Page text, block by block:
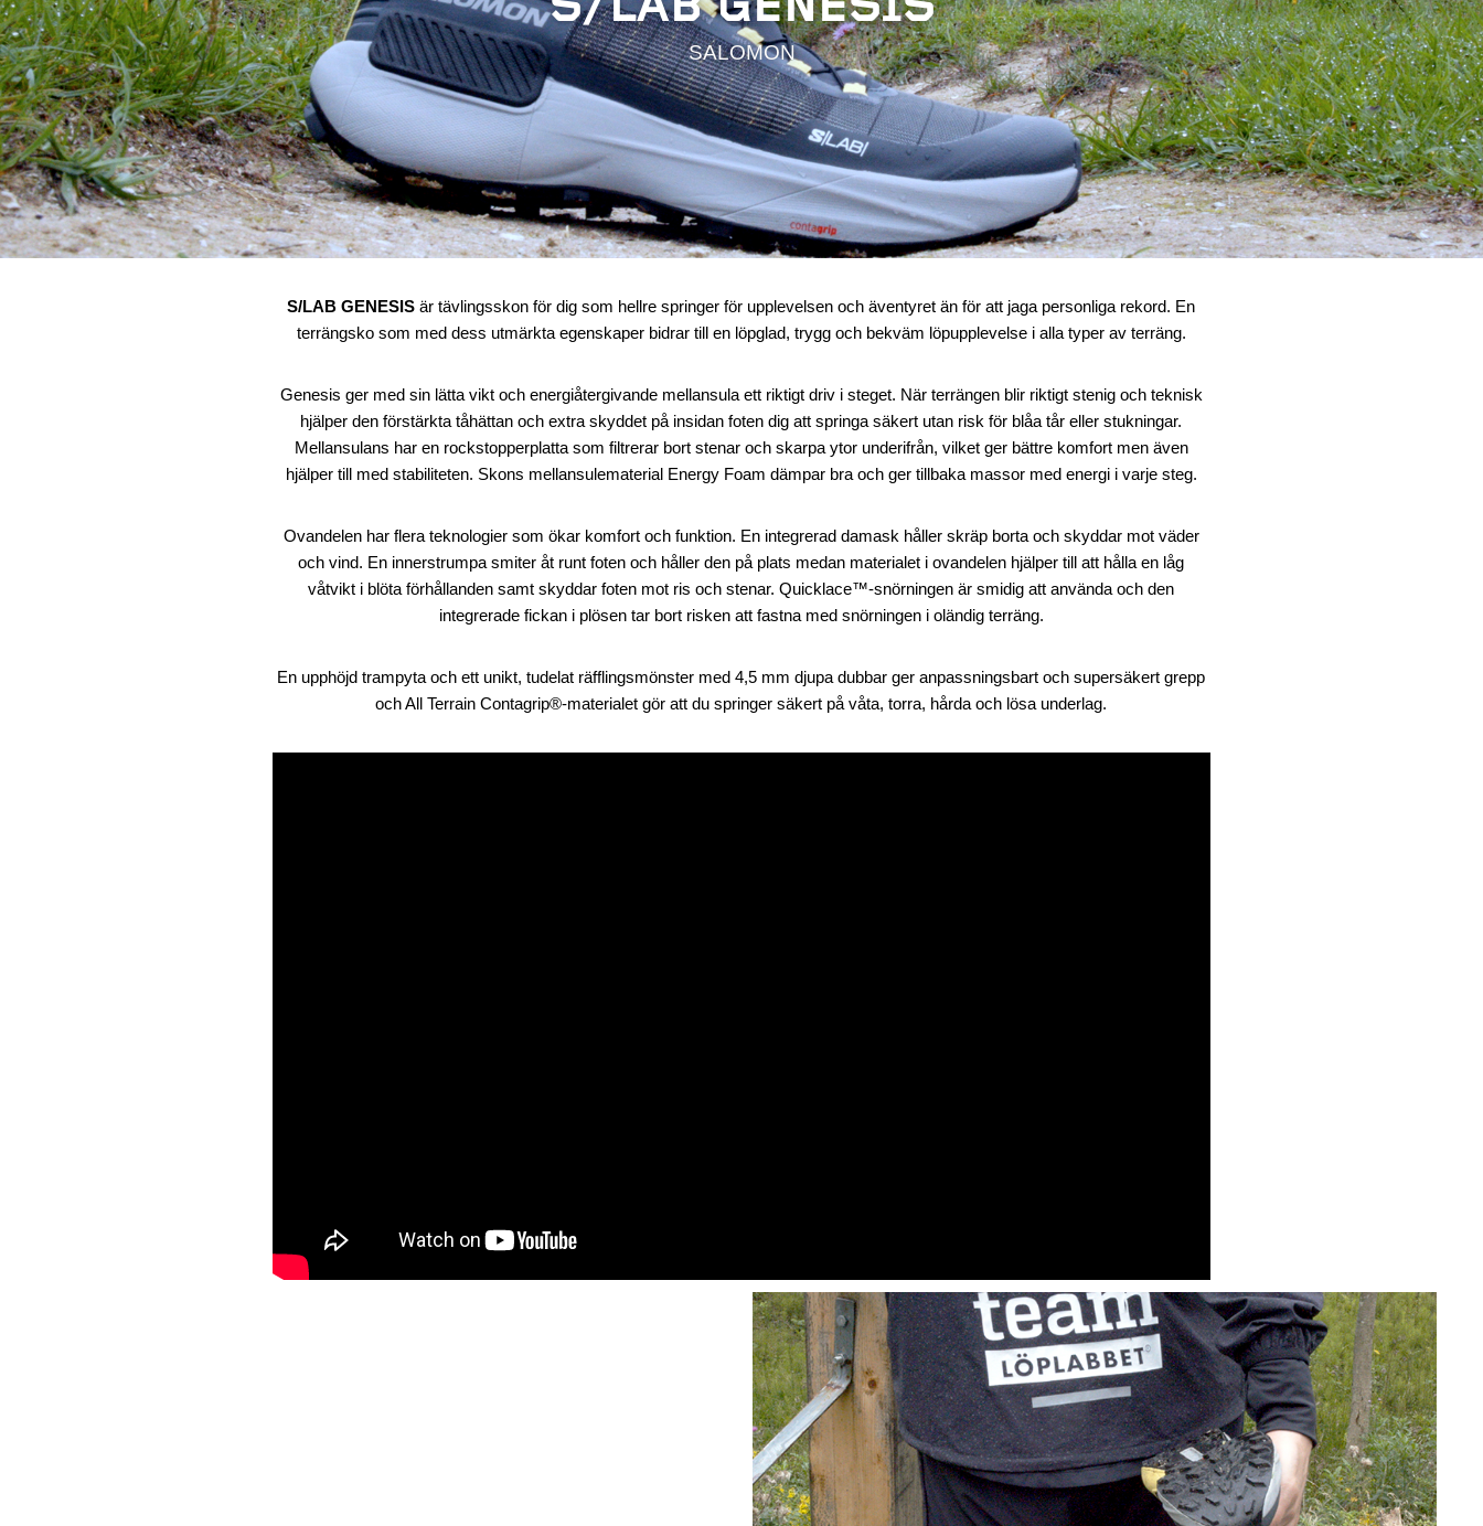
SALOMON
S/LAB GENESIS är tävlingsskon för dig som hellre springer för upplevelsen och äventyret än för att jaga personliga rekord. En
terrängsko som med dess utmärkta egenskaper bidrar till en löpglad, trygg och bekväm löpupplevelse i alla typer av terräng.
Genesis ger med sin lätta vikt och energiåtergivande mellansula ett riktigt driv i steget. När terrängen blir riktigt stenig och teknisk
hjälper den förstärkta tåhättan och extra skyddet på insidan foten dig att springa säkert utan risk för blåa tår eller stukningar.
Mellansulans har en rockstopperplatta som filtrerar bort stenar och skarpa ytor underifrån, vilket ger bättre komfort men även
hjälper till med stabiliteten. Skons mellansulematerial Energy Foam dämpar bra och ger tillbaka massor med energi i varje steg.
Ovandelen har flera teknologier som ökar komfort och funktion. En integrerad damask håller skräp borta och skyddar mot väder
och vind. En innerstrumpa smiter åt runt foten och håller den på plats medan materialet i ovandelen hjälper till att hålla en låg
våtvikt i blöta förhållanden samt skyddar foten mot ris och stenar. Quicklace™-snörningen är smidig att använda och den
integrerade fickan i plösen tar bort risken att fastna med snörningen i oländig terräng.
En upphöjd trampyta och ett unikt, tudelat räfflingsmönster med 4,5 mm djupa dubbar ger anpassningsbart och supersäkert grepp
och All Terrain Contagrip®-materialet gör att du springer säkert på våta, torra, hårda och lösa underlag.